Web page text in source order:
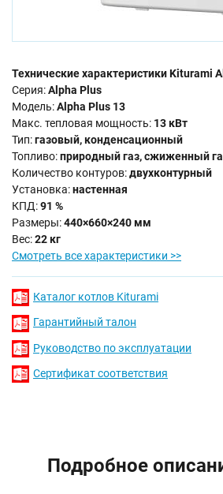
Технические характеристики Kiturami
Серия:Alpha Plus
Модель:Alpha Plus 13
Макс. тепловая мощность: 13 кВт
Тип:газовый, конденсационный
Топливо:природный газ, сжиженный
Количество контуров:двухконтурный
Установка:настенная
КПД:91 %
Размеры:440×660×240 мм
Вес:22 кг
Смотреть все характеристики >>
Каталог котлов Kiturami
Гарантийный талон
Руководство по эксплуатации
Сертификат соответствия
Подробное